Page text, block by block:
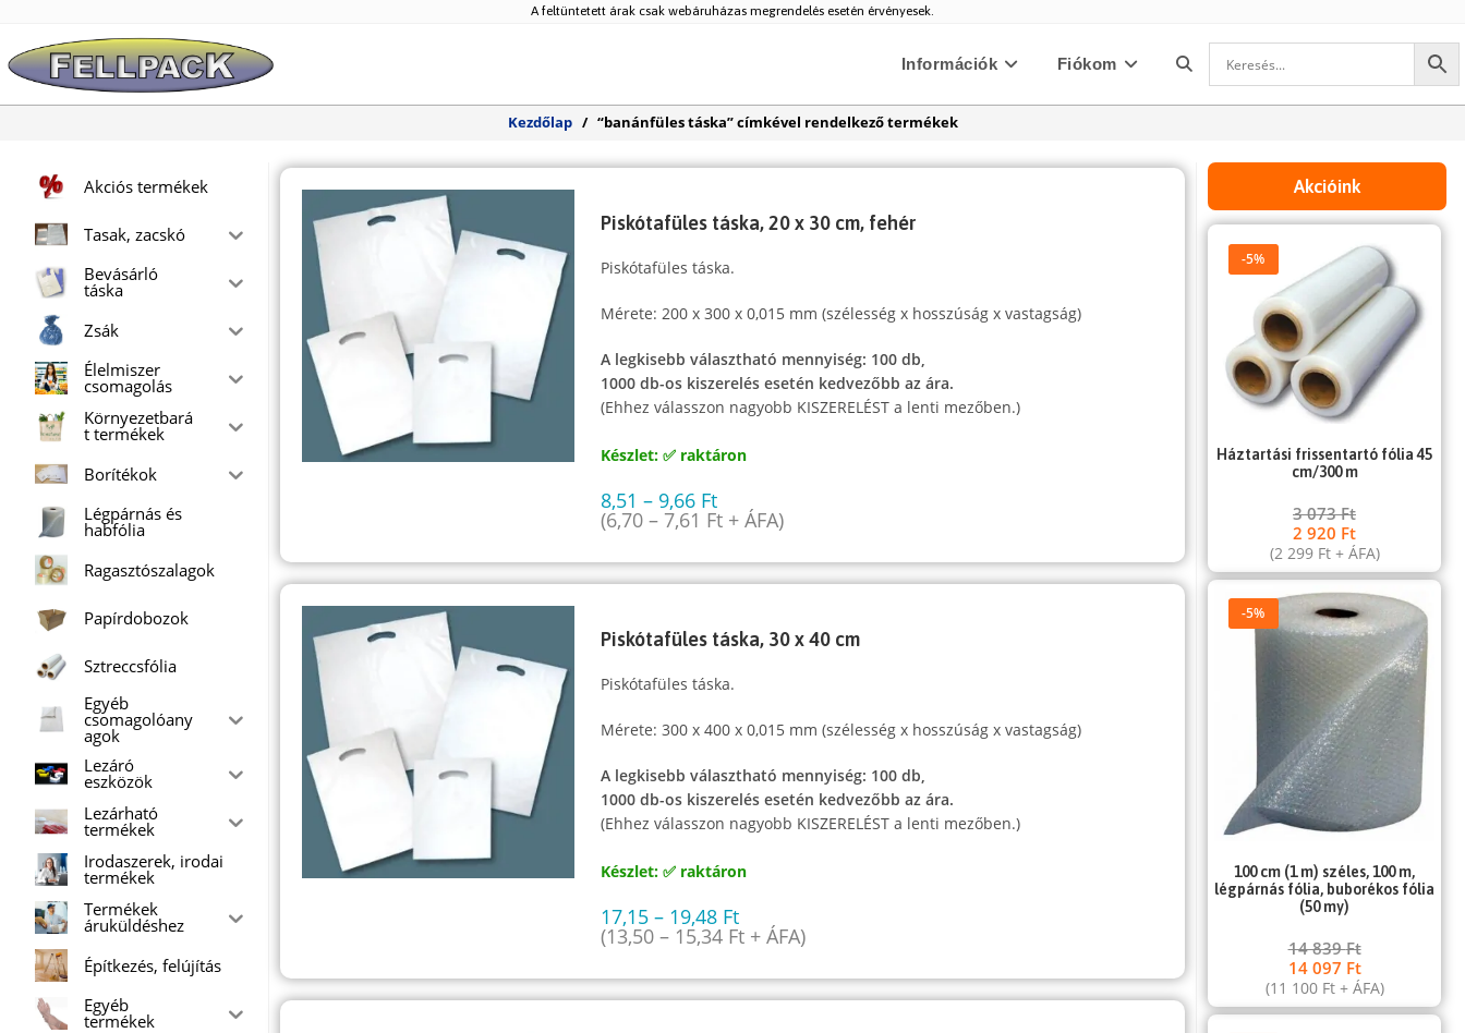
content
A feltüntetett árak csak webáruházas megrendelés esetén érvényesek.
Információk Fiókom Toggle
search
Kezdőlap / “banánfüles táska” címkével rendelkező termékek
Piskótafüles táska, 20 x 30 cm, fehér
Piskótafüles táska.
Mérete: 200 x 300 x 0,015 mm (szélesség x hosszúság x vastagság)
A legkisebb választható mennyiség: 100 db,
1000 db-os kiszerelés esetén kedvezőbb az ára.
(Ehhez válasszon nagyobb KISZERELÉST a lenti mezőben.)
Készlet: ✅ raktáron
8,51– 9,66 Ft
(6,70– 7,61 Ft + ÁFA)
Piskótafüles táska, 30 x 40 cm
Piskótafüles táska.
Mérete: 300 x 400 x 0,015 mm (szélesség x hosszúság x vastagság)
A legkisebb választható mennyiség: 100 db,
1000 db-os kiszerelés esetén kedvezőbb az ára.
(Ehhez válasszon nagyobb KISZERELÉST a lenti mezőben.)
Készlet: ✅ raktáron
17,15– 19,48 Ft
(13,50– 15,34 Ft + ÁFA)
Akciós termékek
Tasak, zacskó
Bevásárló
táska
Zsák
Élelmiszer
csomagolás
Környezetbará
t termékek
Borítékok
Légpárnás és
habfólia
Ragasztószalagok
Papírdobozok
Sztreccsfólia
Egyéb
csomagolóany
agok
Lezáró
eszközök
Lezárható
termékek
Irodaszerek, irodai
termékek
Termékek
áruküldéshez
Építkezés, felújítás
Egyéb
termékek
Akcióink
-5%
Háztartási frissentartó fólia 45
cm/300 m
3 073Ft
2 920 Ft
(2 299 Ft+ ÁFA)
-5%
100 cm (1 m) széles, 100 m,
légpárnás fólia, buborékos fólia
(50 my)
14 839Ft
14 097 Ft
(11 100 Ft+ ÁFA)